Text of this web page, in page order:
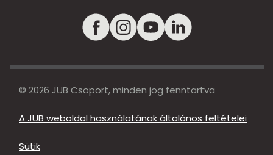
© 2026 JUB Csoport, minden jog fenntartva
A JUB weboldal használatának általános feltételei
Sütik